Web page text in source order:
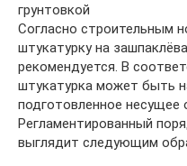
грунтовкой
Согласно строительным
штукатурку на
рекомендуется. В
штукатурка может быть
подготовленное несущее
Регламентированный
выглядит следующим